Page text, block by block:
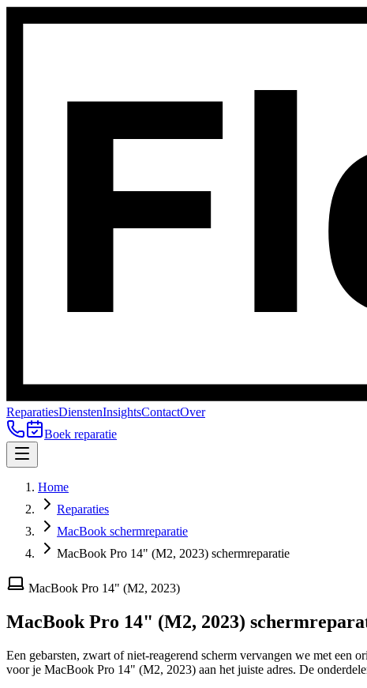
ReparatiesDienstenInsightsContactOver
Boek reparatie
Home
Reparaties
MacBook schermreparatie
MacBook Pro 14" (M2, 2023) schermreparatie
MacBook Pro 14" (M2, 2023)
MacBook Pro 14" (M2, 2023)
Een gebarsten, zwart of niet-reagerend scherm vervangen we met een
voor je MacBook Pro 14" (M2, 2023) aan het juiste adres. De